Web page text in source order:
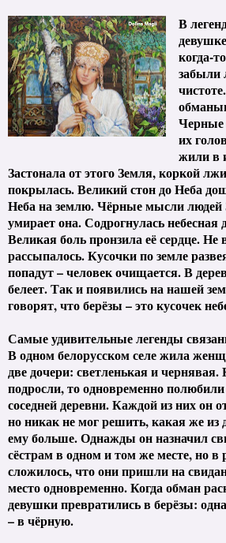
В
когда-
забыли
Черные
их
жили в
Застонала от этого Земля, коркой
покрылась. Великий стон до Неба
Неба на землю. Чёрные мысли
умирает она. Содрогнулась небесная
Великая боль пронзила её сердце.
рассыпалось. Кусочки по земле
попадут – человек очищается. В
белеет. Так и появились на нашей
говорят, что берёзы – это кусочек
Самые удивительные легенды
В одном белорусском селе жила
две дочери: светленькая и чернявая.
подросли, то одновременно
соседней деревни. Каждой из них он
но никак не мог решить, какая же из
ему больше. Однажды он назначил
сёстрам в одном и том же месте, но в
сложилось, что они пришли на
место одновременно. Когда обман
девушки превратились в берёзы:
– в чёрную.